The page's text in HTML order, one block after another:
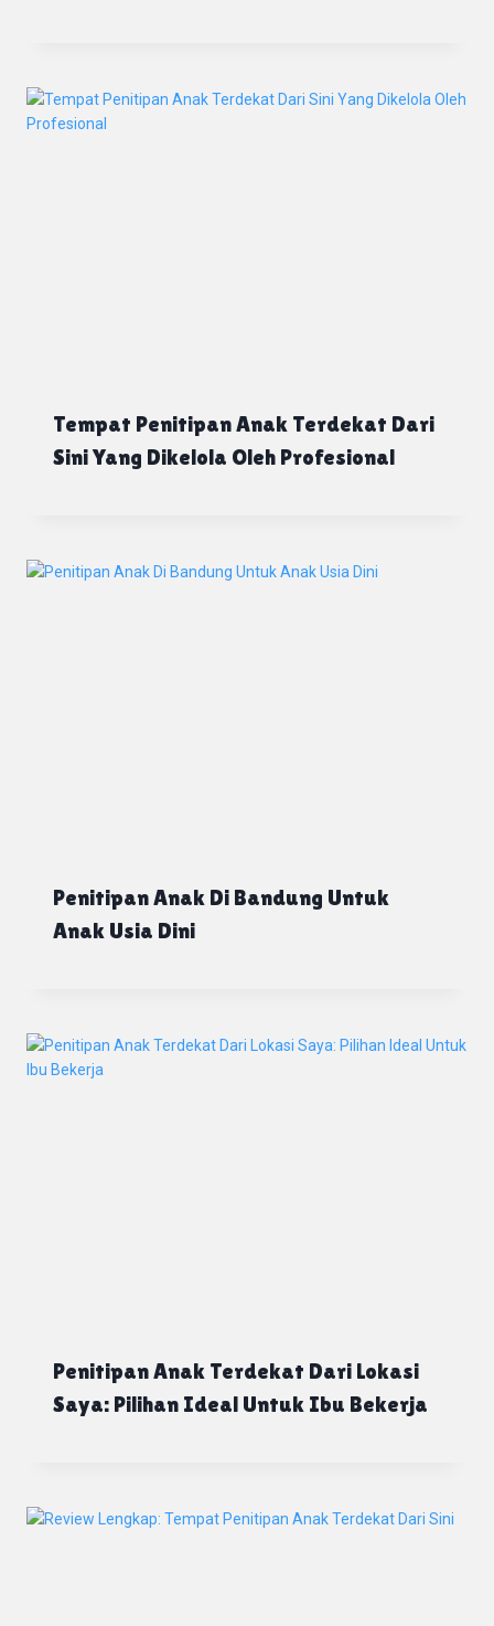
Tempat Penitipan Anak Terdekat Dari
Sini Yang Dikelola Oleh Profesional
Penitipan Anak Di Bandung Untuk
Anak Usia Dini
Penitipan Anak Terdekat Dari Lokasi
Saya: Pilihan Ideal Untuk Ibu Bekerja